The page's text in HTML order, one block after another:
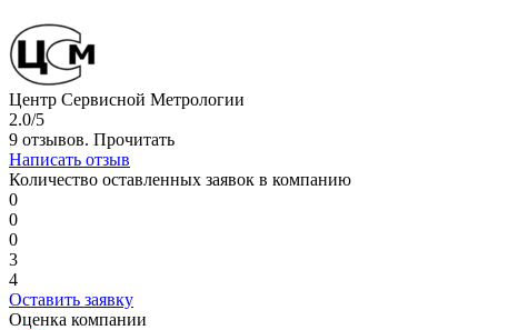
Центр Сервисной Метрологии
2.0/5
9 отзывов. Прочитать
Написать отзыв
Количество оставленных заявок в компанию
0
0
0
3
4
Оставить заявку
Оценка компании